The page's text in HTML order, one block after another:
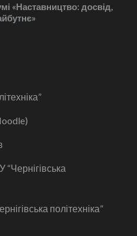
«Наставництво: досвід,
“Чернігівська
політехніка”